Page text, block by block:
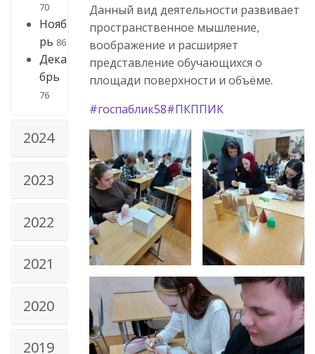
70
Нояб
рь 86
Дека
брь
76
2024
2023
2022
2021
2020
2019
Данный вид деятельности развивает
пространственное мышление,
воображение и расширяет
представление обучающихся о
площади поверхности и объёме.
#госпаблик58#ПКППИК